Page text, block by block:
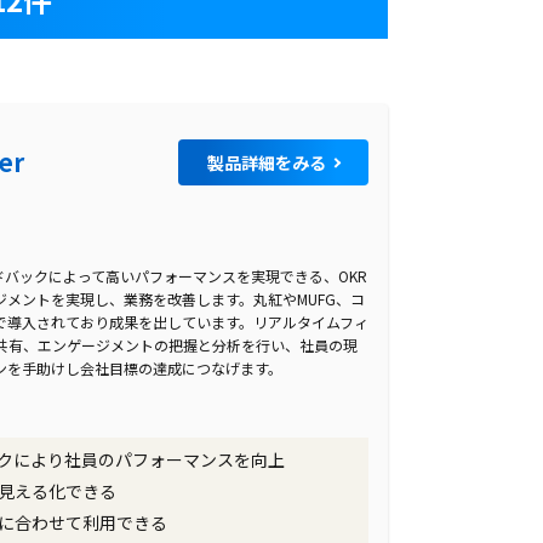
製品詳細をみる
ックによって高いパフォーマンスを実現できる、OKR
ントを実現し、業務を改善します。丸紅やMUFG、コ
入されており成果を出しています。リアルタイムフィ
、エンゲージメントの把握と分析を行い、社員の現
手助けし会社目標の達成につなげます。
により社員のパフォーマンスを向上
える化できる
合わせて利用できる